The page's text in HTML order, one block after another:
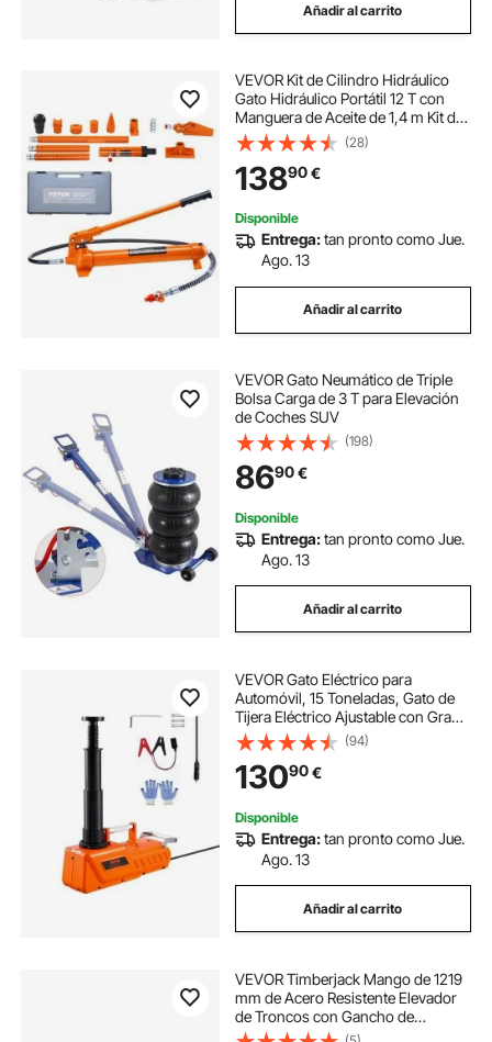
Añadir al carrito
VEVOR Kit de Cilindro Hidráulico
Gato Hidráulico Portátil 12 T con
Manguera de Aceite de 1,4 m Kit de
Reparación de Marco de Carrocería
para Reparación de Automóviles,
Camiones, Granja, Naranja
(28)
13890€
Disponible
Entrega:tan pronto como Jue.
Ago. 13
Añadir al carrito
VEVOR Gato Neumático de Triple
Bolsa Carga de 3 T para Elevación
de Coches SUV
(198)
8690€
Disponible
Entrega:tan pronto como Jue.
Ago. 13
Añadir al carrito
VEVOR Gato Eléctrico para
Automóvil, 15 Toneladas, Gato de
Tijera Eléctrico Ajustable con Gran
Capacidad de Carga, Doble
Potencia de 12 V con Luz LED, para
Sedán, SUV, Camión, 410 x 130 x
205 mm
(94)
13090€
Disponible
Entrega:tan pronto como Jue.
Ago. 13
Añadir al carrito
VEVOR Timberjack Mango de 1219
mm de Acero Resistente Elevador
de Troncos con Gancho de
Inclinación Ajustable Gato para